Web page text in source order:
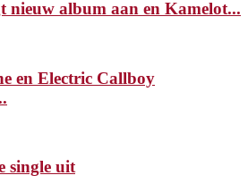
nieuw album aan en Kamelot...
en Electric Callboy
single uit